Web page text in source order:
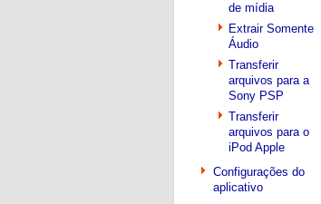
de mídia
Extrair Somente
Áudio
Transferir
arquivos para a
Sony PSP
Transferir
arquivos para o
iPod Apple
Configurações do
aplicativo